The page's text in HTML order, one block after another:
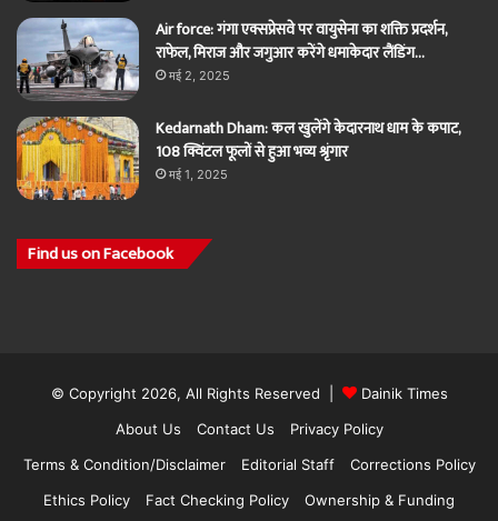
Air force: गंगा एक्सप्रेसवे पर वायुसेना का शक्ति प्रदर्शन,
राफेल, मिराज और जगुआर करेंगे धमाकेदार लैंडिंग…
मई 2, 2025
Kedarnath Dham: कल खुलेंगे केदारनाथ धाम के कपाट,
108 क्विंटल फूलों से हुआ भव्य श्रृंगार
मई 1, 2025
Find us on Facebook
© Copyright 2026, All Rights Reserved |
Dainik Times
About Us
Contact Us
Privacy Policy
Terms & Condition/Disclaimer
Editorial Staff
Corrections Policy
Ethics Policy
Fact Checking Policy Ownership & Funding